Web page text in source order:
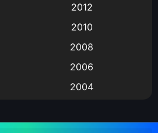
2012
2010
2008
2006
2004
2000